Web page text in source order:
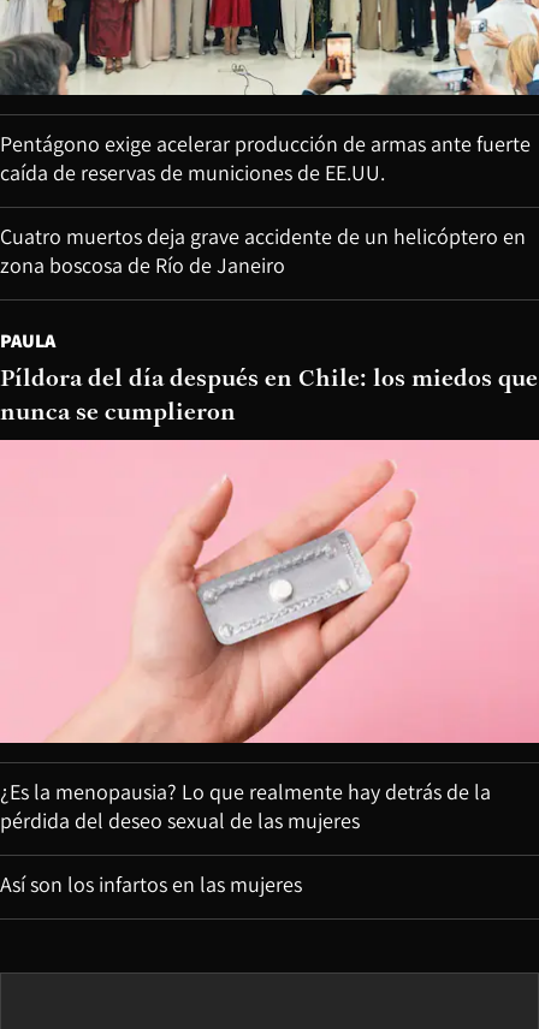
Pentágono exige acelerar producción de armas ante fuerte
caída de reservas de municiones de EE.UU.
Cuatro muertos deja grave accidente de un helicóptero en
zona boscosa de Río de Janeiro
PAULA
Píldora del día después en Chile: los miedos que
nunca se cumplieron
¿Es la menopausia? Lo que realmente hay detrás de la
pérdida del deseo sexual de las mujeres
Así son los infartos en las mujeres